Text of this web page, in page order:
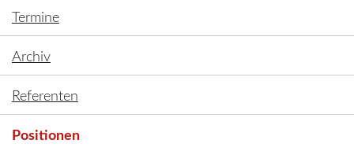
Termine
Archiv
Referenten
Positionen